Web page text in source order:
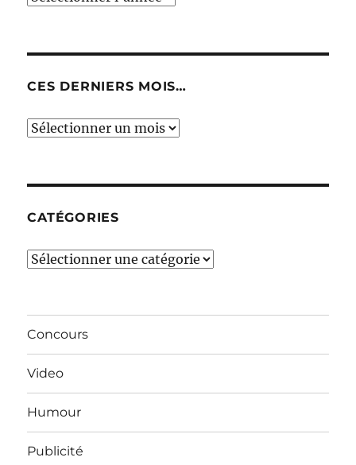
CES DERNIERS MOIS…
Ces
CATÉGORIES
Catégories
Concours
Video
Humour
Publicité